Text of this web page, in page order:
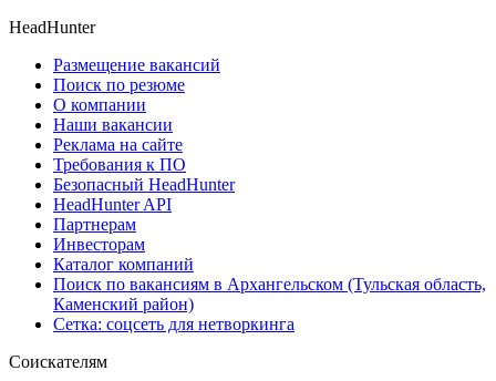
HeadHunter
Размещение вакансий
Поиск по резюме
О компании
Наши вакансии
Реклама на сайте
Требования к ПО
Безопасный HeadHunter
HeadHunter API
Партнерам
Инвесторам
Каталог компаний
Поиск по вакансиям в Архангельском (Тульская область,
Каменский район)
Сетка: соцсеть для нетворкинга
Соискателям